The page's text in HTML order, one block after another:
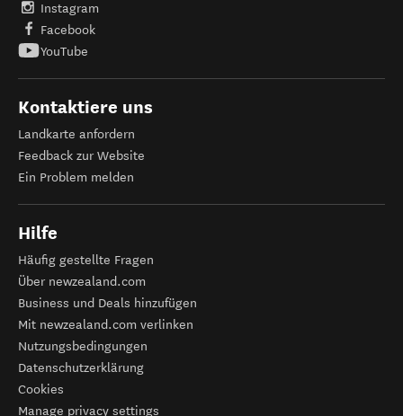
Instagram
Facebook
YouTube
Kontaktiere uns
Landkarte anfordern
Feedback zur Website
Ein Problem melden
Hilfe
Häufig gestellte Fragen
Über newzealand.com
Business und Deals hinzufügen
Mit newzealand.com verlinken
Nutzungsbedingungen
Datenschutzerklärung
Cookies
Manage privacy settings